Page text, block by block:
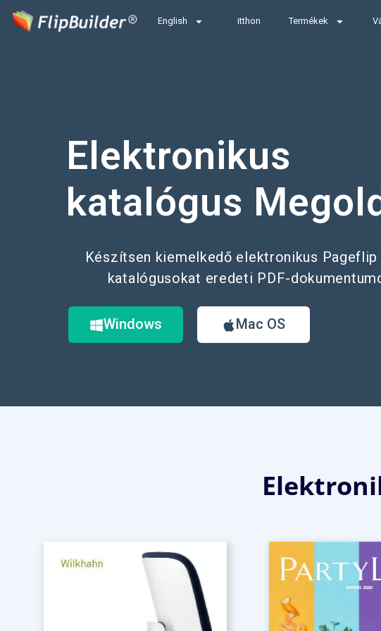
English itthon Termékek
Elektronikus
katalógus
Készítsen kiemelkedő elektronikus Pageflip
katalógusokat eredeti PDF-
Windows Mac OS